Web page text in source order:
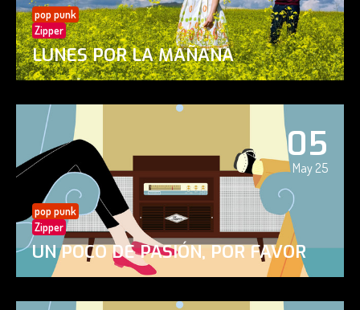
pop punk
Zipper
LUNES POR LA MAÑANA
05
May 25
pop punk
Zipper
UN POCO DE PASIÓN, POR FAVOR